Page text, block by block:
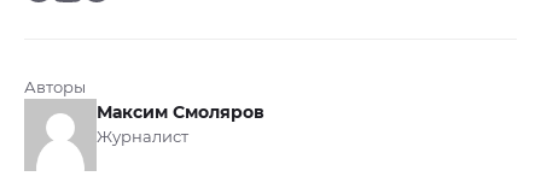
Авторы
Максим Смоляров
Журналист